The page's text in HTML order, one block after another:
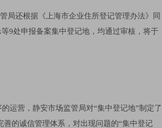
局还根据《上海市企业住所登记管理办法》同
9处申报备案集中登记地，均通过审核，将于
运营，静安市场监管局对“集中登记地”制定了
的诚信管理体系，对出现问题的“集中登记